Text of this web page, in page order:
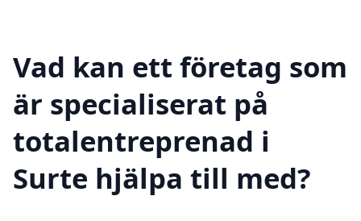
Vad kan ett företag som
är specialiserat på
totalentreprenad i
Surte hjälpa till med?